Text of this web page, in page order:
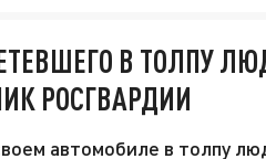
В ТОЛПУ
РОСГВАРДИИ
автомобиле в толпу